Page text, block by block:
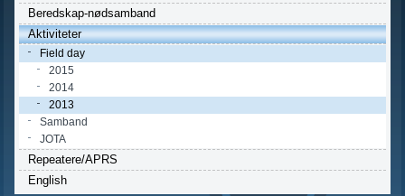
Beredskap-nødsamband
Aktiviteter
Field day
2015
2014
2013
Samband
JOTA
Repeatere/APRS
English